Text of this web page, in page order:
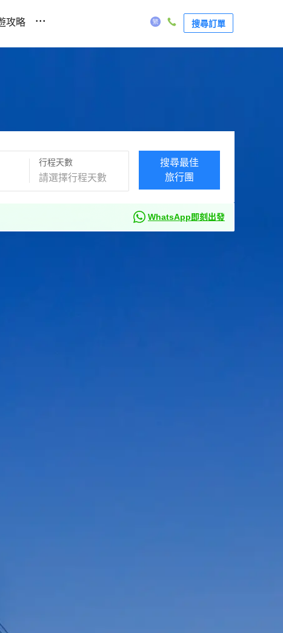
攻略 ... 搜尋訂單
行程天數
搜尋最佳
旅行團
WhatsApp即刻出發